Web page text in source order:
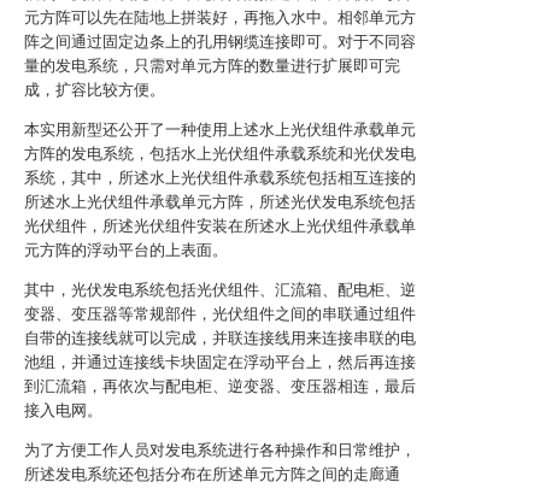
元方阵可以先在陆地上拼装好，再拖入水中。相邻单元方
阵之间通过固定边条上的孔用钢缆连接即可。对于不同容
量的发电系统，只需对单元方阵的数量进行扩展即可完
成，扩容比较方便。
本实用新型还公开了一种使用上述水上光伏组件承载单元
方阵的发电系统，包括水上光伏组件承载系统和光伏发电
系统，其中，所述水上光伏组件承载系统包括相互连接的
所述水上光伏组件承载单元方阵，所述光伏发电系统包括
光伏组件，所述光伏组件安装在所述水上光伏组件承载单
元方阵的浮动平台的上表面。
其中，光伏发电系统包括光伏组件、汇流箱、配电柜、逆
变器、变压器等常规部件，光伏组件之间的串联通过组件
自带的连接线就可以完成，并联连接线用来连接串联的电
池组，并通过连接线卡块固定在浮动平台上，然后再连接
到汇流箱，再依次与配电柜、逆变器、变压器相连，最后
接入电网。
为了方便工作人员对发电系统进行各种操作和日常维护，
所述发电系统还包括分布在所述单元方阵之间的走廊通